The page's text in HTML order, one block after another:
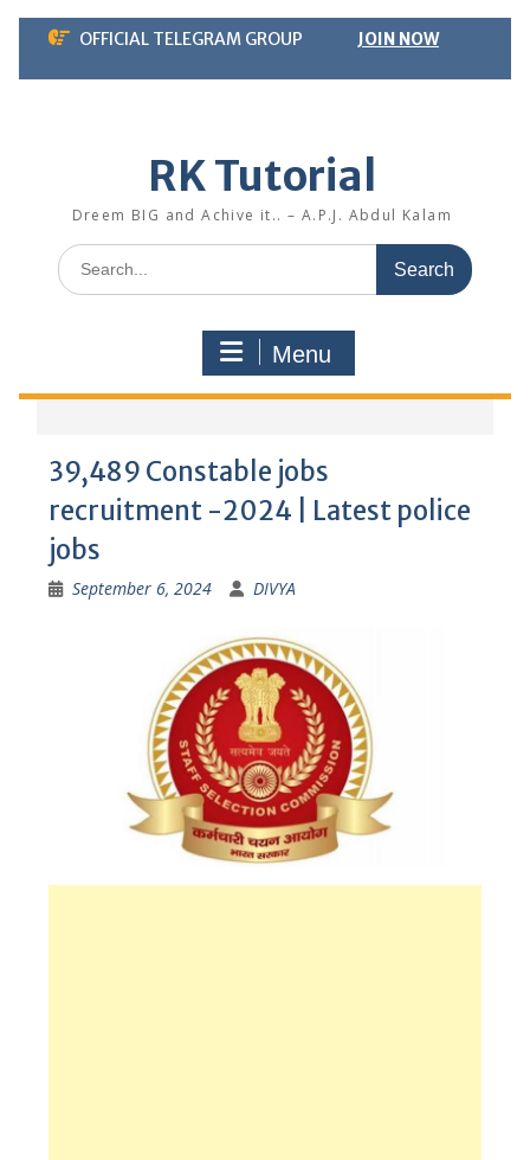
Skip
content
OFFICIAL TELEGRAM GROUP JOIN NOW
RK Tutorial
Dreem BIG and Achive it.. – A.P.J. Abdul Kalam
Search
for:
Menu
39,489 Constable jobs
recruitment -2024 | Latest police
jobs
September 6, 2024 DIVYA